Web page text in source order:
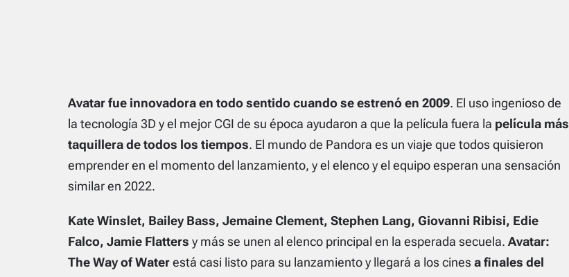
Avatar fue innovadora en todo sentido cuando se estrenó en 2009. El uso ingenioso de
la tecnología 3D y el mejor CGI de su época ayudaron a que la película fuera la película más
taquillera de todos los tiempos. El mundo de Pandora es un viaje que todos quisieron
emprender en el momento del lanzamiento, y el elenco y el equipo esperan una sensación
similar en 2022.
Kate Winslet, Bailey Bass, Jemaine Clement, Stephen Lang, Giovanni Ribisi, Edie
Falco, Jamie Flatters y más se unen al elenco principal en la esperada secuela. Avatar:
The Way of Waterestá casi listo para su lanzamiento y llegará a los cinesa finales del